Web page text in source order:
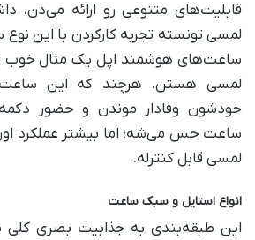
قابلیت‌های متنوعی رو ارائه می‌دن،
لمسی تونسته تجربه کارکردن با این
ساعت‌های هوشمند اپل یک مثال خوب
لمسی هستن. هرچند که این
خودشون وفادار موندن و حضور
ساعت حس می‌شه؛ اما بیشتر عملکرد
لمسی قابل کنترله.
انواع استایل و سبک ساعت
این طبقه‌بندی به جذابیت بصری